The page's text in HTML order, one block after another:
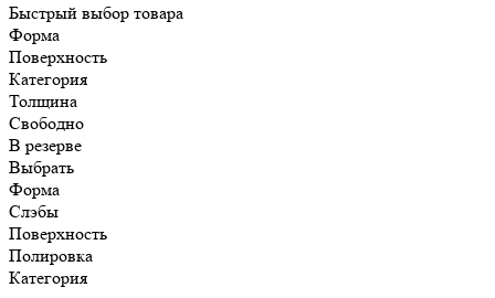
Быстрый выбор товара
Форма
Поверхность
Категория
Толщина
Свободно
В резерве
Выбрать
Форма
Слэбы
Поверхность
Полировка
Категория